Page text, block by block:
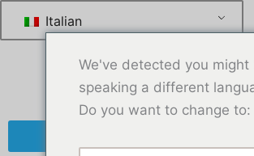
Italian
We've detected you might
speaking a different
Do you want to change to: